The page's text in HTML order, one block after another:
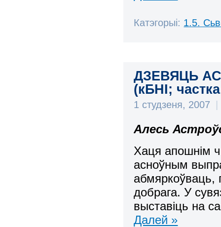
Катэгорыі: 1.5.
ДЗЕВЯЦЬ
(кБНІ; частка
1 студзеня, 2007 |
Алесь
Хаця апошнім
асноўным
абмяркоўваць,
добрага. У
выставіць на
Далей »